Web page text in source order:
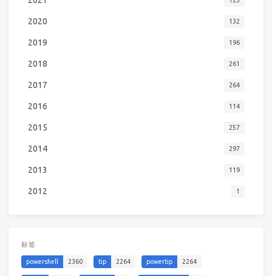
2020 132
2019 196
2018 261
2017 264
2016 114
2015 257
2014 297
2013 119
2012 1
标签
powershell 2360 tip 2264 powertip 2264